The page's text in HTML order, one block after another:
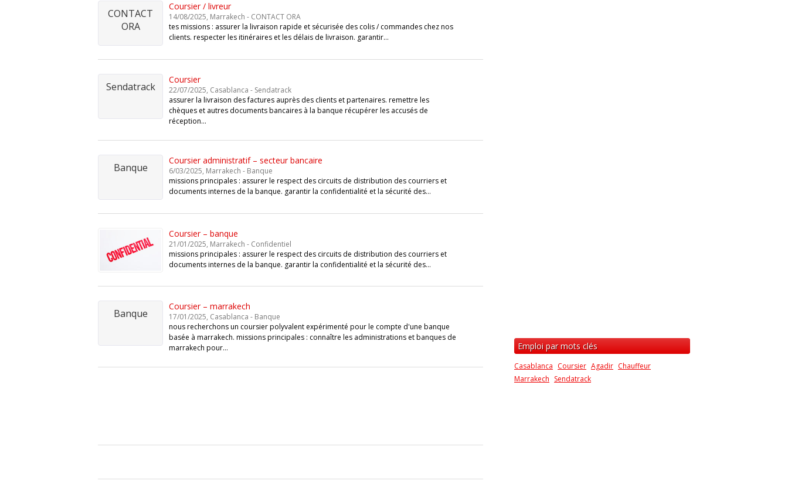
CONTACT
ORA
Coursier / livreur
14/08/2025, Marrakech - CONTACT ORA
tes missions : assurer la livraison rapide et sécurisée des colis / commandes chez nos
clients. respecter les itinéraires et les délais de livraison. garantir…
Sendatrack
Coursier
22/07/2025, Casablanca - Sendatrack
assurer la livraison des factures auprès des clients et partenaires. remettre les
chèques et autres documents bancaires à la banque récupérer les accusés de
réception…
Banque
Coursier administratif – secteur bancaire
6/03/2025, Marrakech - Banque
missions principales : assurer le respect des circuits de distribution des courriers et
documents internes de la banque. garantir la confidentialité et la sécurité des…
Coursier – banque
21/01/2025, Marrakech - Confidentiel
missions principales : assurer le respect des circuits de distribution des courriers et
documents internes de la banque. garantir la confidentialité et la sécurité des…
Banque
Coursier – marrakech
17/01/2025, Casablanca - Banque
nous recherchons un coursier polyvalent expérimenté pour le compte d'une banque
basée à marrakech. missions principales : connaître les administrations et banques de
marrakech pour…
Emploi par mots clés
Casablanca Coursier Agadir Chauffeur
Marrakech Sendatrack